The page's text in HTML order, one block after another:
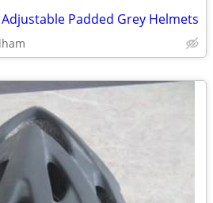
Padded Grey Helmets